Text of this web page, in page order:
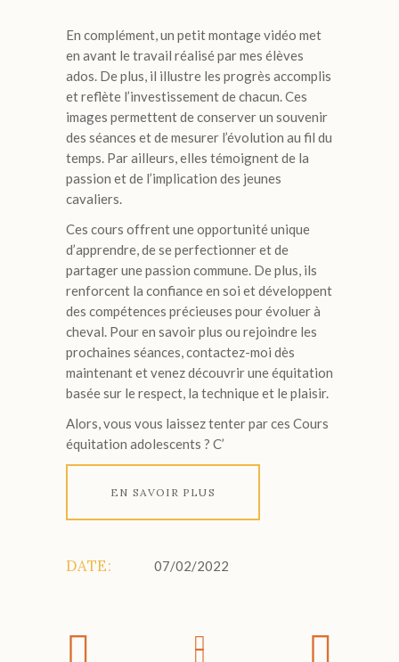
En complément, un petit montage vidéo met
en avant le travail réalisé par mes élèves
ados. De plus, il illustre les progrès accomplis
et reflète l’investissement de chacun. Ces
images permettent de conserver un souvenir
des séances et de mesurer l’évolution au fil du
temps. Par ailleurs, elles témoignent de la
passion et de l’implication des jeunes
cavaliers.
Ces cours offrent une opportunité unique
d’apprendre, de se perfectionner et de
partager une passion commune. De plus, ils
renforcent la confiance en soi et développent
des compétences précieuses pour évoluer à
cheval. Pour en savoir plus ou rejoindre les
prochaines séances, contactez-moi dès
maintenant et venez découvrir une équitation
basée sur le respect, la technique et le plaisir.
Alors, vous vous laissez tenter par ces Cours
équitation adolescents ? C’
EN SAVOIR PLUS
DATE: 07/02/2022